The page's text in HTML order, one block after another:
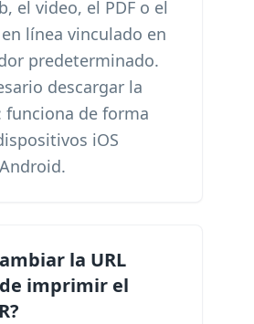
el video, el PDF o el
línea vinculado en
predeterminado.
descargar la
funciona de forma
iOS
la URL
imprimir el